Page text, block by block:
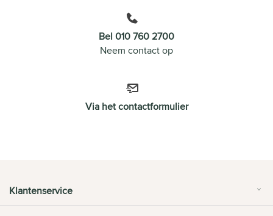
Bel 010 760 2700
Neem contact op
Via het contactformulier
Klantenservice